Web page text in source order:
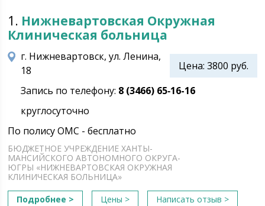
1. Нижневартовская Окружная
Клиническая больница
Цена: 3800 руб.
г. Нижневартовск, ул. Ленина,
18
Запись по телефону: 8 (3466) 65‑16-16
круглосуточно
По полису ОМС - бесплатно
БЮДЖЕТНОЕ УЧРЕЖДЕНИЕ ХАНТЫ-
МАНСИЙСКОГО АВТОНОМНОГО ОКРУГА-
ЮГРЫ «НИЖНЕВАРТОВСКАЯ ОКРУЖНАЯ
КЛИНИЧЕСКАЯ БОЛЬНИЦА»
Подробнее >
Цены > Написать отзыв >